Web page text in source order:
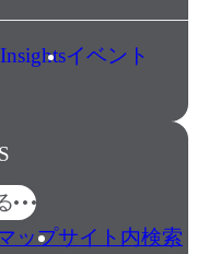
Insightsイベント
ップサイト内検索